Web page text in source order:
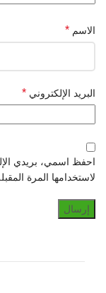
الاسم *
البريد الإلكتروني *
احفظ اسمي، بريدي
لاستخدامها المرة